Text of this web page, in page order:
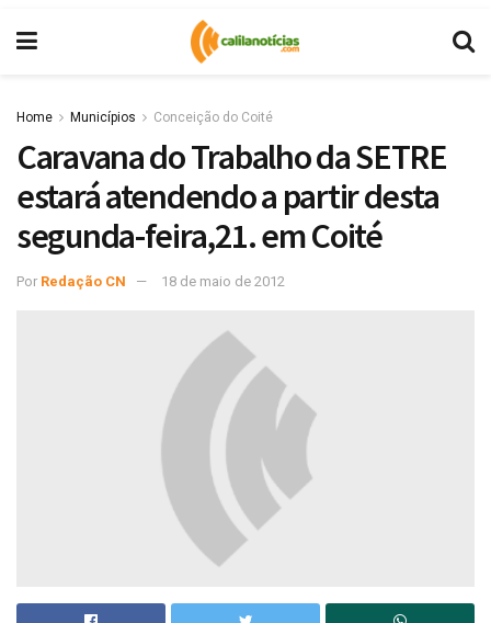
Home Municípios Conceição do Coité
Caravana do Trabalho da SETRE
estará atendendo a partir desta
segunda-feira,21. em Coité
Por Redação CN 18 de maio de 2012